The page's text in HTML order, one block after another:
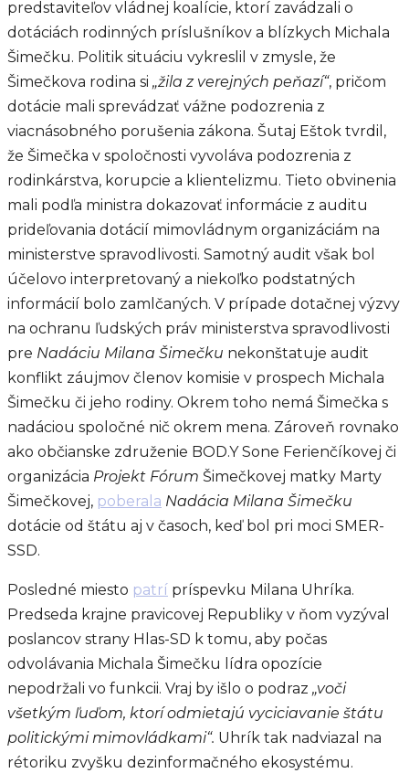
predstaviteľov vládnej koalície, ktorí zavádzali o
dotáciách rodinných príslušníkov a blízkych Michala
Šimečku. Politik situáciu vykreslil v zmysle, že
Šimečkova rodina si „žila z verejných peňazí“, pričom
dotácie mali sprevádzať vážne podozrenia z
viacnásobného porušenia zákona. Šutaj Eštok tvrdil,
že Šimečka v spoločnosti vyvoláva podozrenia z
rodinkárstva, korupcie a klientelizmu. Tieto obvinenia
mali podľa ministra dokazovať informácie z auditu
prideľovania dotácií mimovládnym organizáciám na
ministerstve spravodlivosti. Samotný audit však bol
účelovo interpretovaný a niekoľko podstatných
informácií bolo zamlčaných. V prípade dotačnej výzvy
na ochranu ľudských práv ministerstva spravodlivosti
pre Nadáciu Milana Šimečku nekonštatuje audit
konflikt záujmov členov komisie v prospech Michala
Šimečku či jeho rodiny. Okrem toho nemá Šimečka s
nadáciou spoločné nič okrem mena. Zároveň rovnako
ako občianske združenie BOD.Y Sone Ferienčíkovej či
organizácia Projekt Fórum Šimečkovej matky Marty
Šimečkovej, poberala Nadácia Milana Šimečku
dotácie od štátu aj v časoch, keď bol pri moci SMER-
SSD.
Posledné miesto patrí príspevku Milana Uhríka.
Predseda krajne pravicovej Republiky v ňom vyzýval
poslancov strany Hlas-SD k tomu, aby počas
odvolávania Michala Šimečku lídra opozície
nepodržali vo funkcii. Vraj by išlo o podraz „voči
všetkým ľuďom, ktorí odmietajú vyciciavanie štátu
politickými mimovládkami“. Uhrík tak nadviazal na
rétoriku zvyšku dezinformačného ekosystému.